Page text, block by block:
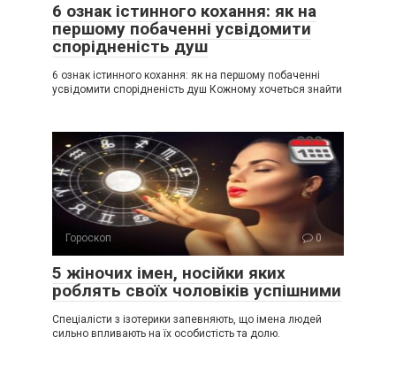
6 ознак істинного кохання: як на
першому побаченні усвідомити
спорідненість душ
6 ознак істинного кохання: як на першому побаченні
усвідомити спорідненість душ Кожному хочеться знайти
Гороскоп 0
5 жіночих імен, носійки яких
роблять своїх чоловіків успішними
Спеціалісти з ізотерики запевняють, що імена людей
сильно впливають на їх особистість та долю.